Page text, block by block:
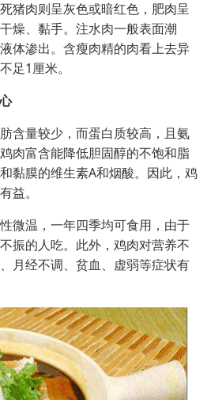
猪肉则呈灰色或暗红色，肥肉呈
燥、黏手。注水肉一般表面潮
体渗出。含瘦肉精的肉看上去异
足1厘米。
含量较少，而蛋白质较高，且氨
肉富含能降低胆固醇的不饱和脂
黏膜的维生素A和烟酸。因此，鸡
益。
微温，一年四季均可食用，由于
振的人吃。此外，鸡肉对营养不
月经不调、 贫血 、虚弱等症状有